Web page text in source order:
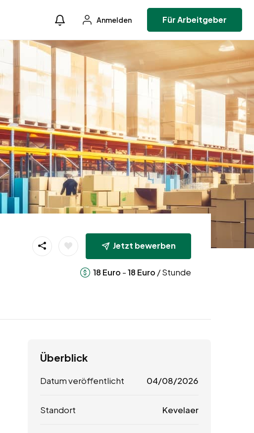
Anmelden Für Arbeitgeber
Jetzt bewerben
18 Euro -18 Euro / Stunde
Überblick
Datum veröffentlicht 04/08/2026
Standort Kevelaer